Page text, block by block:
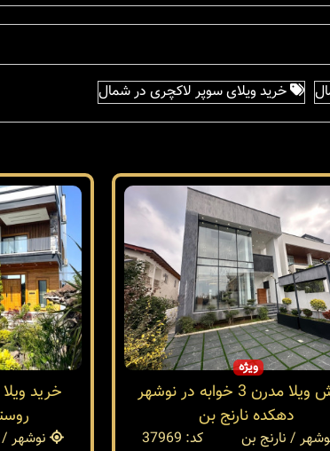
خرید ویلای سوپر لاکچری در شمال
ویژه
فروش ویلا مدرن 3 خوابه در نوشهر
دهکده نارنج بن
/ نارنج بن
کد: 37969
خرید
نوشهر /